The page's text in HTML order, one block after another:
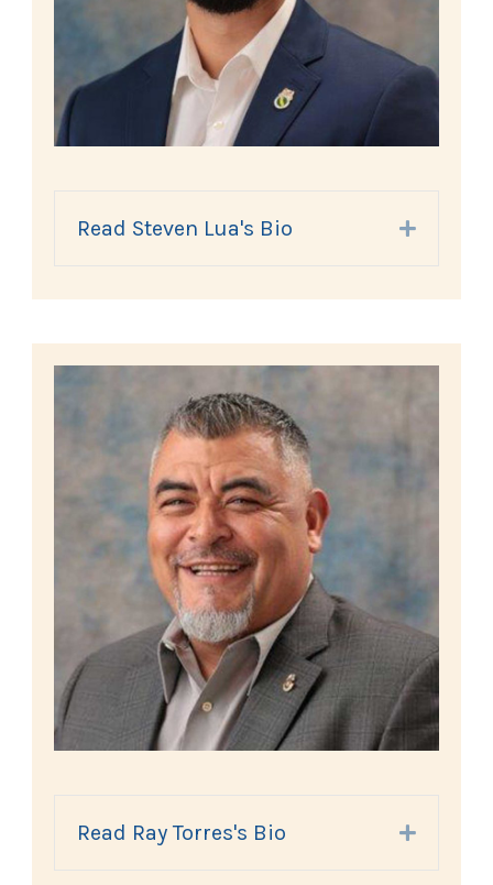
Read Steven Lua's Bio Expand
Read Ray Torres's Bio Expand